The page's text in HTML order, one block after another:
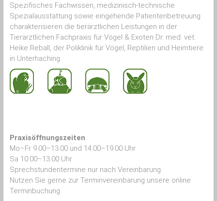
Spezifisches Fachwissen, medizinisch-technische
Spezialausstattung sowie eingehende Patientenbetreuung
charakterisieren die tierärztlichen Leistungen in der
Tierärztlichen Fachpraxis für Vögel & Exoten Dr. med. vet.
Heike Reball, der Poliklinik für Vögel, Reptilien und Heimtiere
in Unterhaching.
Praxisöffnungszeiten
Mo–Fr 9.00–13.00 und 14.00–19.00 Uhr
Sa 10.00–13.00 Uhr
Sprechstundentermine nur nach Vereinbarung
Nutzen Sie gerne zur Terminvereinbarung unsere online
Terminbuchung.